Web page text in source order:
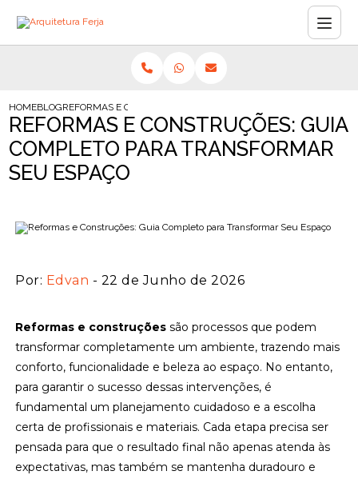
HOMEBLOGREFORMAS E CONSTRUÇÕES: GUIA COMPLETO PARA
REFORMAS E CONSTRUÇÕES: GUIA
COMPLETO PARA TRANSFORMAR
SEU ESPAÇO
Por: Edvan - 22 de Junho de 2026
Reformas e construções são processos que podem
transformar completamente um ambiente, trazendo mais
conforto, funcionalidade e beleza ao espaço. No entanto,
para garantir o sucesso dessas intervenções, é
fundamental um planejamento cuidadoso e a escolha
certa de profissionais e materiais. Cada etapa precisa ser
pensada para que o resultado final não apenas atenda às
expectativas, mas também se mantenha duradouro e